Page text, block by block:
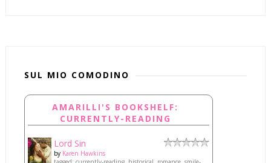
SUL MIO COMODINO
AMARILLI'S BOOKSHELF:
CURRENTLY-READING
Lord Sin
by Karen Hawkins